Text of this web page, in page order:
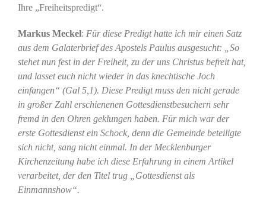
Ihre „Freiheitspredigt“.
Markus Meckel: Für diese Predigt hatte ich mir einen Satz
aus dem Galaterbrief des Apostels Paulus ausgesucht: „So
stehet nun fest in der Freiheit, zu der uns Christus befreit hat,
und lasset euch nicht wieder in das knechtische Joch
einfangen“ (Gal 5,1). Diese Predigt muss den nicht gerade
in großer Zahl erschienenen Gottesdienstbesuchern sehr
fremd in den Ohren geklungen haben. Für mich war der
erste Gottesdienst ein Schock, denn die Gemeinde beteiligte
sich nicht, sang nicht einmal. In der Mecklenburger
Kirchenzeitung habe ich diese Erfahrung in einem Artikel
verarbeitet, der den Titel trug „Gottesdienst als
Einmannshow“.